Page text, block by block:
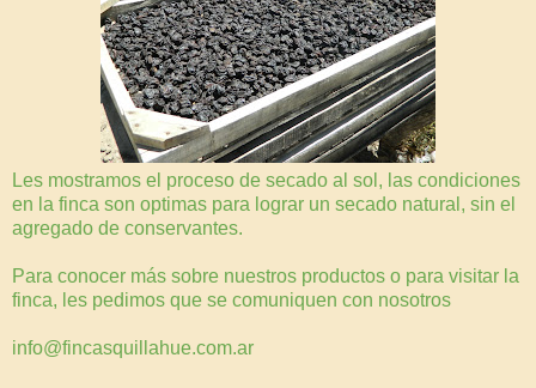
Les mostramos el proceso de secado al sol, las condiciones
en la finca son optimas para lograr un secado natural, sin el
agregado de conservantes.
Para conocer más sobre nuestros productos o para visitar la
finca, les pedimos que se comuniquen con nosotros
info@fincasquillahue.com.ar